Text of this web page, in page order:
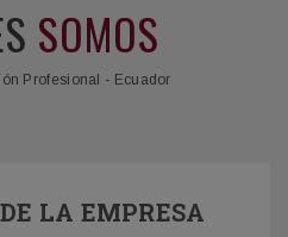
SOMOS
Profesional - Ecuador
LA EMPRESA